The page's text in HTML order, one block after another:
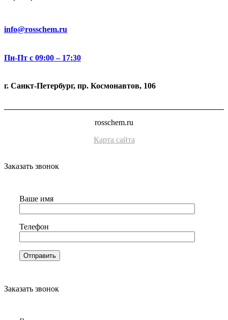
info@rosschem.ru
Пн-Пт с 09:00 – 17:30
г. Санкт-Петербург, пр. Космонавтов, 106
rosschem.ru
Карта сайта
Заказать звонок
Ваше имя
Телефон
Заказать звонок